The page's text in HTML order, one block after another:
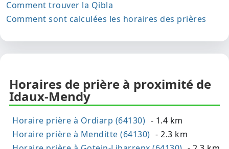
Comment trouver la Qibla
Comment sont calculées les horaires des prières
Horaires de prière à proximité de
Idaux-Mendy
Horaire prière à Ordiarp (64130) - 1.4 km
Horaire prière à Menditte (64130) - 2.3 km